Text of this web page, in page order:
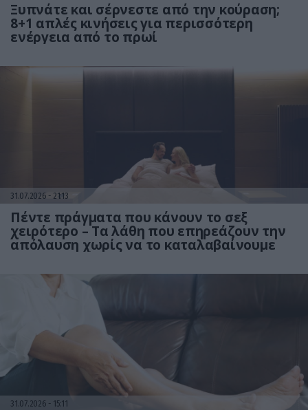
Ξυπνάτε και σέρνεστε από την κούραση;
8+1 απλές κινήσεις για περισσότερη
ενέργεια από το πρωί
31.07.2026 21:13
Πέντε πράγματα που κάνουν το σεξ
χειρότερο – Τα λάθη που επηρεάζουν την
απόλαυση χωρίς να το καταλαβαίνουμε
31.07.2026 15:11